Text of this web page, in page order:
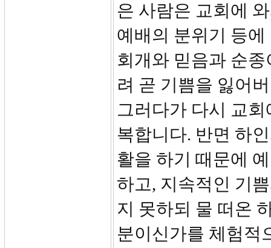
은 사람은 교회에
예배의 분위기 등
회개와 믿음과 순
려 곧 기쁨을 잃어
그러다가 다시 교
복합니다. 반면 하
활을 하기 때문에
하고, 지속적인 기
지 못하되 물 떠온
분이신가를 체험적